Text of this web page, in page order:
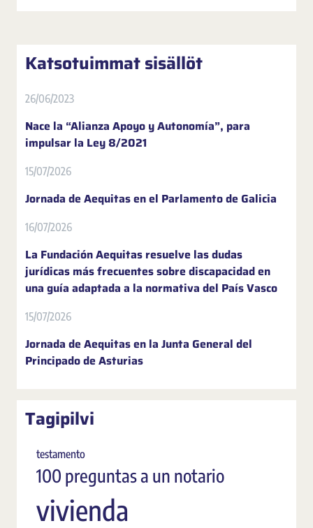
Katsotuimmat sisällöt
26/06/2023
Nace la “Alianza Apoyo y Autonomía”, para
impulsar la Ley 8/2021
15/07/2026
Jornada de Aequitas en el Parlamento de Galicia
16/07/2026
La Fundación Aequitas resuelve las dudas
jurídicas más frecuentes sobre discapacidad en
una guía adaptada a la normativa del País Vasco
15/07/2026
Jornada de Aequitas en la Junta General del
Principado de Asturias
Tagipilvi
testamento
100 preguntas a un notario
vivienda